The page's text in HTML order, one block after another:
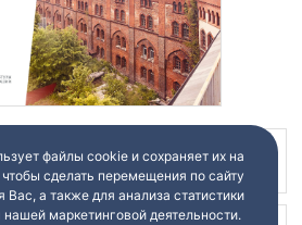
в
файлы cookie и сохраняет их на
сделать перемещения по сайту
а также для анализа статистики
нашей маркетинговой деятельности.